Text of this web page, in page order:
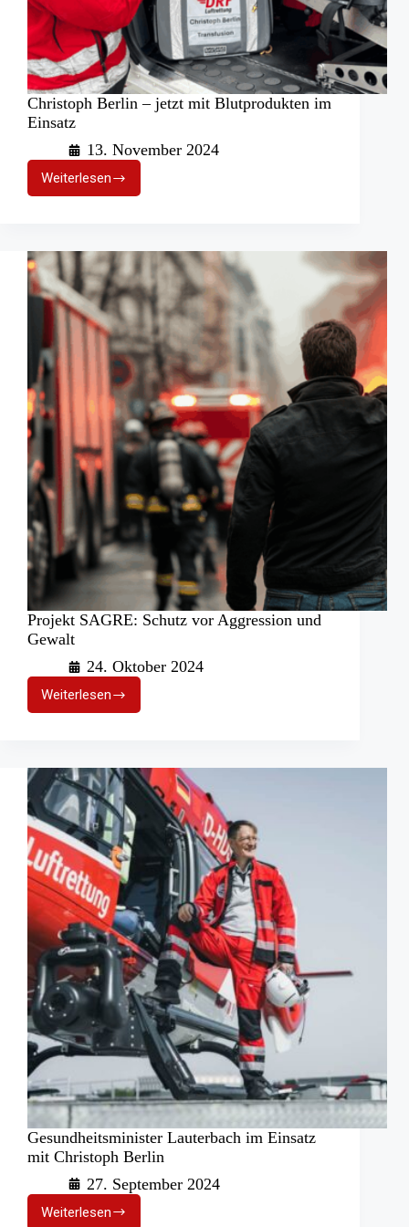
Christoph Berlin – jetzt mit Blutprodukten im
Einsatz
13. November 2024
Weiterlesen
Christoph
Berlin
mit
Blutprodukten
im
Einsatz
Projekt SAGRE: Schutz vor Aggression und
Gewalt
24. Oktober 2024
Weiterlesen
Projekt
SAGRE:
Aggression
und
Gewalt
Gesundheitsminister Lauterbach im Einsatz
mit Christoph Berlin
27. September 2024
WeiterlesenGesundheitsminister